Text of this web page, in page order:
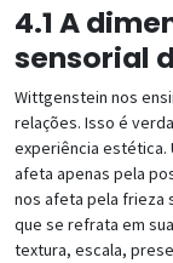
4.1 A
sensorial
Wittgenstein nos
relações. Isso é
experiência estética.
afeta apenas pela
nos afeta pela frieza
que se refrata em
textura, escala,